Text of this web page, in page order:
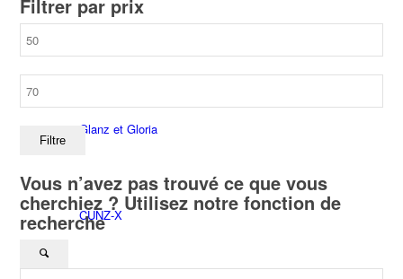
Glanz et Gloria
CUNZ-X
Filtrer par prix
Filtre
Vous n’avez pas trouvé ce que vous
cherchiez ? Utilisez notre fonction de
recherche